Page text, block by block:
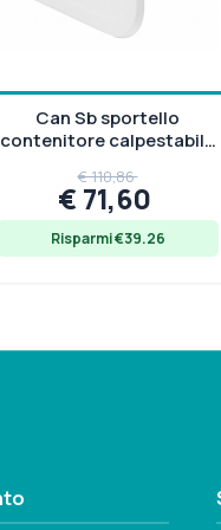
Can Sb sportello
contenitore calpestabile
130 kg
€ 110,86
€ 71,60
Risparmi €39.26